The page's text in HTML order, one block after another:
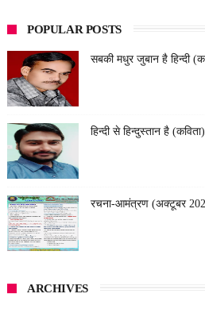
POPULAR POSTS
सबकी मधुर जुबान है हिन्दी
हिन्दी से हिन्दुस्तान है
रचना-आमंत्रण (अक्टूबर
ARCHIVES